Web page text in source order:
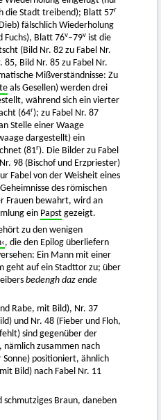
die Stadt treibend); Blatt 57r
fälschlich Wiederholung
Fuchs), Blatt 76v–79v ist die
(Bild Nr. 82 zu Fabel Nr.
85, Bild Nr. 85 zu Fabel Nr.
Mißverständnisse: Zu
als Gesellen) werden drei
während sich ein vierter
(64r); zu Fabel Nr. 87
Stelle einer Waage
dargestellt) ein
(81r). Die Bilder zu Fabel
98 (Bischof und Erzpriester)
Fabel von der Weisheit eines
des römischen
Frauen bewahrt, wird an
ein Papst gezeigt.
zu den wenigen
, die den Epilog überliefern
Ein Mann mit einer
geht auf ein Stadttor zu; über
bedengh daz ende
Rabe, mit Bild), Nr. 37
und Nr. 48 (Fieber und Floh,
sind gegenüber der
nämlich zusammen nach
Sonne) positioniert, ähnlich
Bild) nach Fabel Nr. 11
schmutziges Braun, daneben